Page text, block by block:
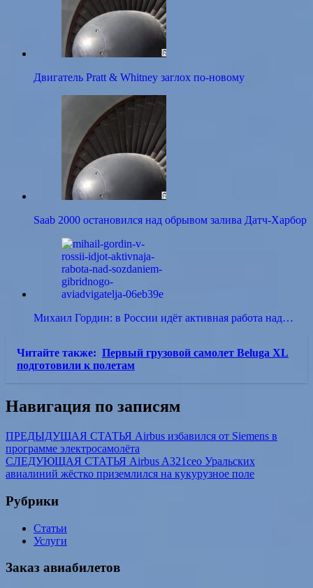
Двигатель Pratt & Whitney заглох по-новому
Saab 2000 остановился над обрывом залива Датч-Харбор
Михаил Гордин: в России идёт активная работа над…
Читайте также: Первый грузовой самолет Beluga XL
подготовили к полетам
Навигация по записям
ПРЕДЫДУЩАЯ СТАТЬЯ Airbus избавился от Siemens в
программе электросамолёта
СЛЕДУЮЩАЯ СТАТЬЯ Airbus A321ceo Уральских
авиалиний жёстко приземлился на кукурузное поле
Рубрики
Статьи
Услуги
Заказ авиабилетов